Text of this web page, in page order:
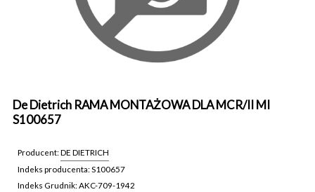
De Dietrich RAMA MONTAŻOWA DLA MCR/II MI
S100657
Producent:DE DIETRICH
Indeks producenta: S100657
Indeks Grudnik: AKC-709-1942